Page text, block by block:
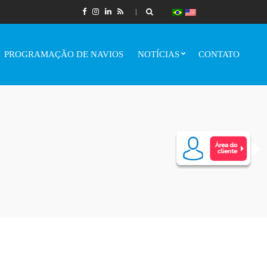
PROGRAMAÇÃO DE NAVIOS NOTÍCIAS CONTATO